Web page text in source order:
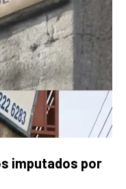
imputados por